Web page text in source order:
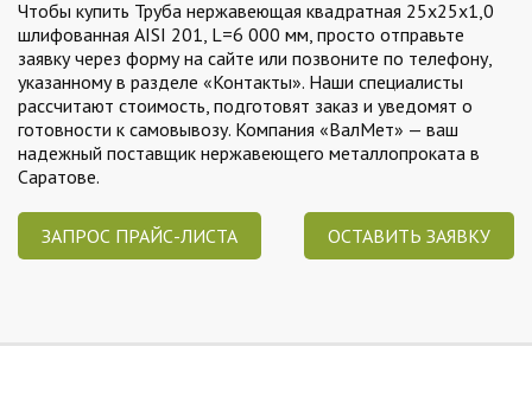
Чтобы купить Труба нержавеющая квадратная 25х25х1,0
шлифованная AISI 201, L=6 000 мм, просто отправьте
заявку через форму на сайте или позвоните по телефону,
указанному в разделе «Контакты». Наши специалисты
рассчитают стоимость, подготовят заказ и уведомят о
готовности к самовывозу. Компания «ВалМет» — ваш
надежный поставщик нержавеющего металлопроката в
Саратове.
ЗАПРОС ПРАЙС-ЛИСТА ОСТАВИТЬ ЗАЯВКУ